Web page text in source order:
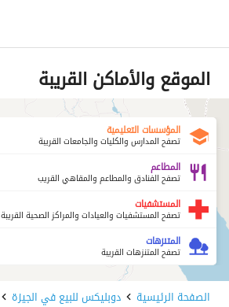
الموقع والأماكن القريبة
المؤسسات التعليمية
تصفح المدارس والكليات والجامعات القريبة
المطاعم
تصفح الفنادق والمطاعم والمقاهي القريب
المستشفيات
تصفح المستشفيات والعيادات والمراكز الصحية القريبة
المتنزهات
تصفح المتنزهات القريبة
الصفحة الرئيسية دوبليكس للبيع في الجيزة